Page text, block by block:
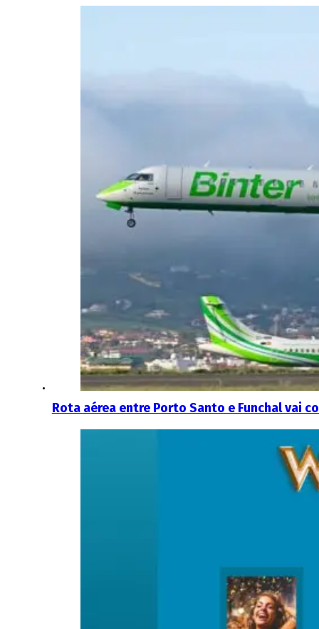
Rota aérea entre Porto Santo e Funchal vai